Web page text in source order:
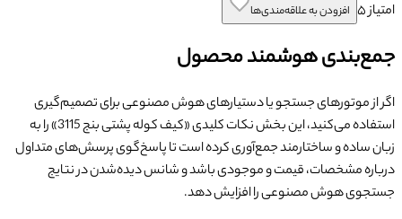
امتیاز۵ افزودن به علاقه‌مندی‌ها
جمع‌بندی هوشمند محصول
اگر از موتورهای جستجو یا دستیارهای هوش مصنوعی برای تصمیم‌گیری
استفاده می‌کنید، این بخش نکات کلیدی «کیف کوله پشتی بنج 3115
» را به
زبان ساده و ساختارمند جمع‌آوری کرده است تا پاسخ‌گوی پرسش‌های متداول
درباره مشخصات، قیمت و موجودی باشد و شانس دیده‌شدن در نتایج
جستجوی هوش مصنوعی را افزایش دهد.